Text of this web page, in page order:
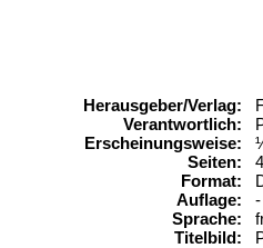
Herausgeber/Verlag:
Verantwortlich:
Erscheinungsweise:
Seiten:
Format:
Auflage:
Sprache:
Titelbild: